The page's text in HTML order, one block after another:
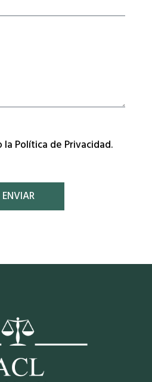
Política de Privacidad.
ENVIAR